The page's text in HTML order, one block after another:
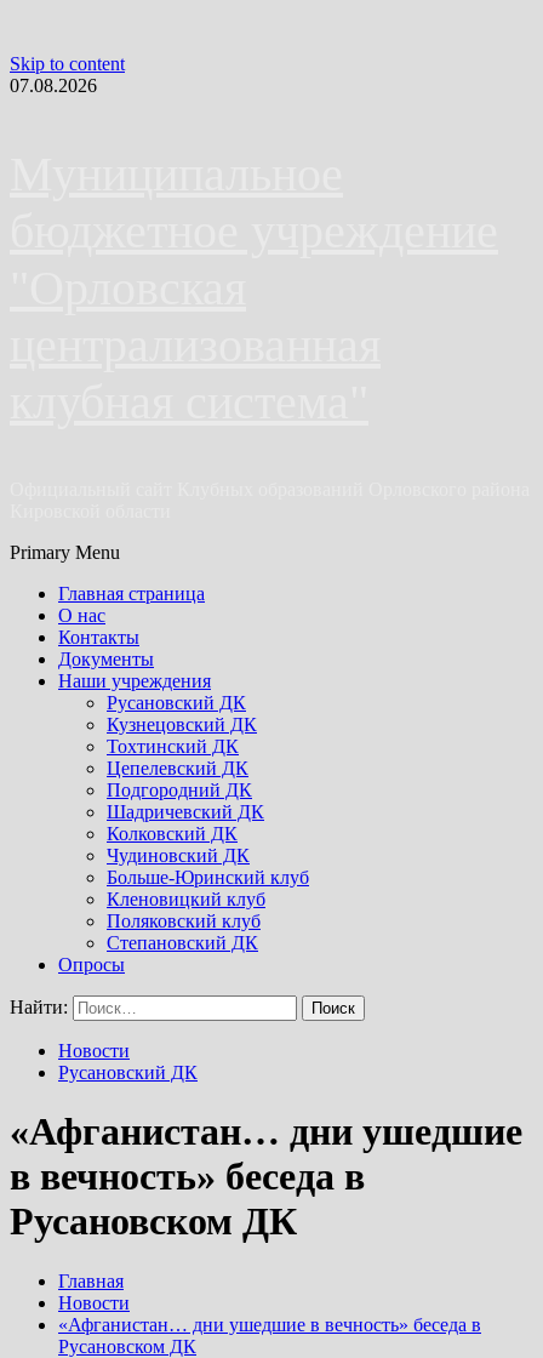
Skip to content
07.08.2026
Primary Menu
Главная страница
О нас
Контакты
Документы
Наши учреждения
Русановский ДК
Кузнецовский ДК
Тохтинский ДК
Цепелевский ДК
Подгородний ДК
Шадричевский ДК
Колковский ДК
Чудиновский ДК
Больше-Юринский клуб
Кленовицкий клуб
Поляковский клуб
Степановский ДК
Опросы
Найти:
Новости
Русановский ДК
«Афганистан… дни ушедшие
в вечность» беседа в
Русановском ДК
Главная
Новости
«Афганистан… дни ушедшие в вечность» беседа в
Русановском ДК